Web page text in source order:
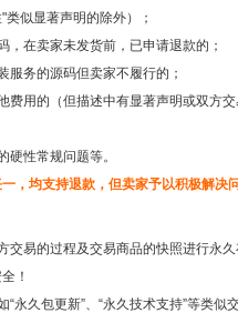
似显著声明的除外）；
，在卖家未发货前，已申请退款的；
服务的源码但卖家不履行的；
费用的（但描述中有显著声明或双方
硬性常规问题等。
，均支持退款，但卖家予以积极解决
交易的过程及交易商品的快照进行永
！
“永久包更新”、“永久技术支持”等类似